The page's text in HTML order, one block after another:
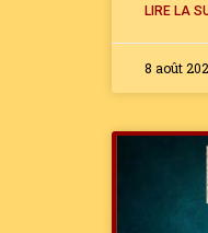
LIRE LA
8 août